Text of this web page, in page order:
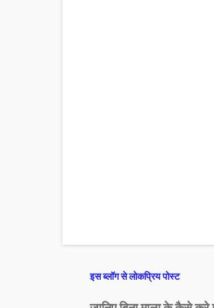
इस ब्लॉग से लोकप्रिय पोस्ट